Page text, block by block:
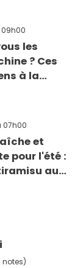
les
? Ces
à la
07h00
et
pour l'été :
au
notes)